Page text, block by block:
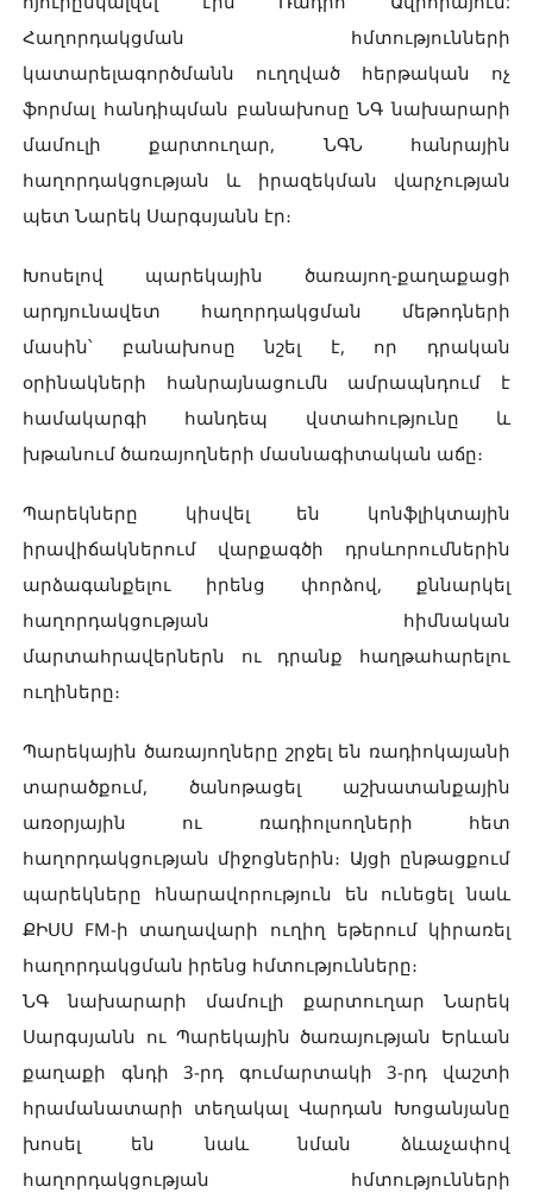
Հաղորդակցման հմտությունների
կատարելագործմանն ուղղված հերթական ոչ
ֆորմալ հանդիպման բանախոսը ՆԳ նախարարի
մամուլի քարտուղար, ՆԳՆ հանրային
հաղորդակցության և իրազեկման վարչության
պետ Նարեկ Սարգսյանն էր։
Խոսելով պարեկային ծառայող-քաղաքացի
արդյունավետ հաղորդակցման մեթոդների
մասին՝ բանախոսը նշել է, որ դրական
օրինակների հանրայնացումն ամրապնդում է
համակարգի հանդեպ վստահությունը և
խթանում ծառայողների մասնագիտական աճը։
Պարեկները կիսվել են կոնֆլիկտային
իրավիճակներում վարքագծի դրսևորումներին
արձագանքելու իրենց փորձով, քննարկել
հաղորդակցության հիմնական
մարտահրավերներն ու դրանք հաղթահարելու
ուղիները։
Պարեկային ծառայողները շրջել են ռադիոկայանի
տարածքում, ծանոթացել աշխատանքային
առօրյային ու ռադիոլսողների հետ
հաղորդակցության միջոցներին։ Այցի ընթացքում
պարեկները հնարավորություն են ունեցել նաև
ՔԻՍՍ FM-ի տաղավարի ուղիղ եթերում կիրառել
հաղորդակցման իրենց հմտությունները։
ՆԳ նախարարի մամուլի քարտուղար Նարեկ
Սարգսյանն ու Պարեկային ծառայության Երևան
քաղաքի գնդի 3-րդ գումարտակի 3-րդ վաշտի
հրամանատարի տեղակալ Վարդան Խոցանյանը
խոսել են նաև նման ձևաչափով
հաղորդակցության հմտությունների